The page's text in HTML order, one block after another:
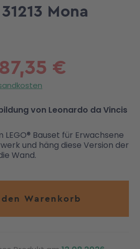
Mona
87,35 €
von Leonardo da Vincis
Bauset für Erwachsene
und häng diese Version der
Wand.
Warenkorb